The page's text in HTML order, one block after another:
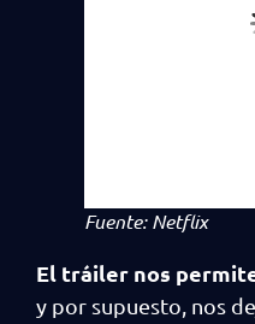
Fuente: Netflix
El tráiler nos
y por supuesto, nos